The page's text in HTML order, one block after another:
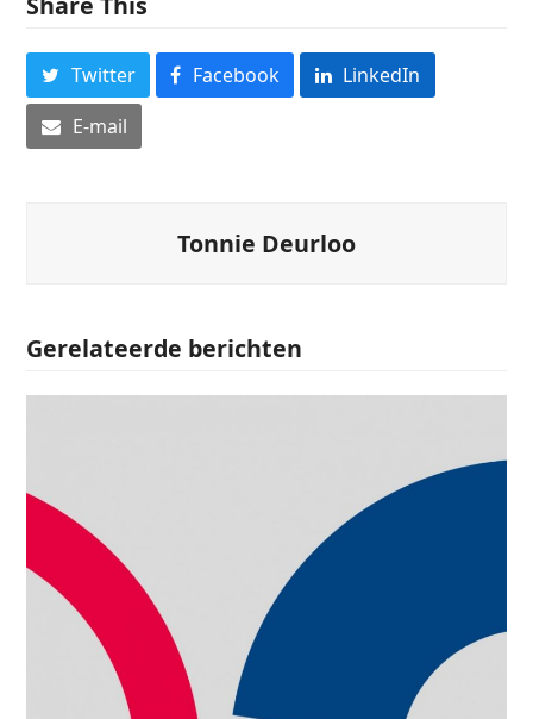
Twitter Facebook
LinkedIn
E-mail
Tonnie Deurloo
Gerelateerde berichten